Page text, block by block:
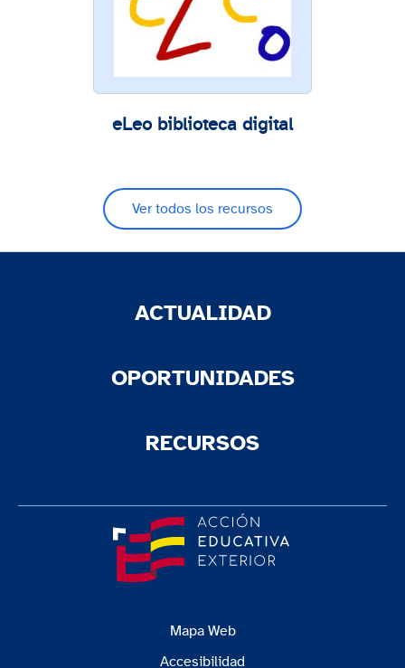
eLeo biblioteca digital
Ver todos los recursos
ACTUALIDAD
OPORTUNIDADES
RECURSOS
Mapa Web
Accesibilidad